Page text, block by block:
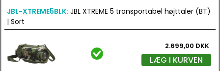
JBL-XTREME5BLK: JBL XTREME 5 transportabel højttaler (BT)
| Sort
2.699,00 DKK
LÆG I KURVEN